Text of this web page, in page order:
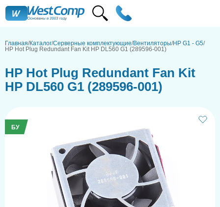
Главная Каталог Серверные комплектующие Вентиляторы HP G1 - G5
HP Hot Plug Redundant Fan Kit HP DL560 G1 (289596-001)
HP Hot Plug Redundant Fan Kit
HP DL560 G1 (289596-001)
БУ